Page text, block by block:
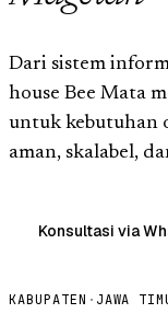
Dari sistem
house Bee Mata
untuk kebutuhan
aman, skalabel,
Konsultasi via
KABUPATEN · JAWA